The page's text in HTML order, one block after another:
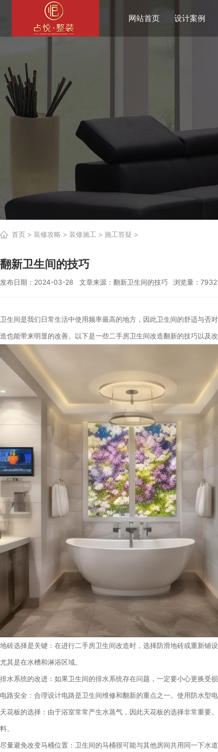
网站首页 设计案例
首页 > 装修攻略 > 装修施工 > 施工答疑 >
翻新卫生间的技巧
发布日期：2024-03-28 文章来源：翻新卫生间的技巧 浏览量：
卫生间是我们日常生活中使用频率最高的地方，因此卫生间的舒适与否
造也能带来明显的改善。以下是一些二手房卫生间改造翻新的技巧以及
地砖选择是关键：在进行二手房卫生间改造时，选择防滑地砖或重新铺
尤其是在水槽和淋浴区域。
排水系统的改进：如果卫生间的排水系统存在问题，一定要小心更换受
电路安全：合理设计电路是卫生间维修和翻新的重点之一。使用防水型
天花板的选择：由于浴室常常产生水蒸气，因此天花板的选择非常重要
料。
尽量避免改变马桶位置：卫生间的马桶很可能与其他房间共用同一下水